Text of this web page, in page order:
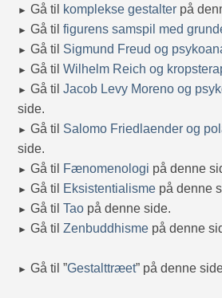
► Gå til komplekse gestalter på
► Gå tilfigurens samspil med
► Gå til Sigmund Freud og
► Gå tilWilhelm Reich og
► Gå tilJacob Levy Moreno og
side.
► Gå til Salomo Friedlaender og
side.
► Gå til Fænomenologi på denne
► Gå til Eksistentialisme på denne
► Gå tilTao på denne side.
► Gå tilZenbuddhisme på denne
► Gå til ”Gestalttræet” på denne